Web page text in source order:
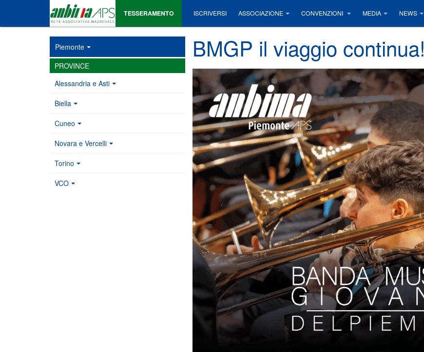
TESSERAMENTO ISCRIVERSI ASSOCIAZIONE CONVENZIONI MEDIA NEWS
BMGP il viaggio continua!
Piemonte
PROVINCE
Alessandria e Asti
Biella
Cuneo
Novara e Vercelli
Torino
VCO